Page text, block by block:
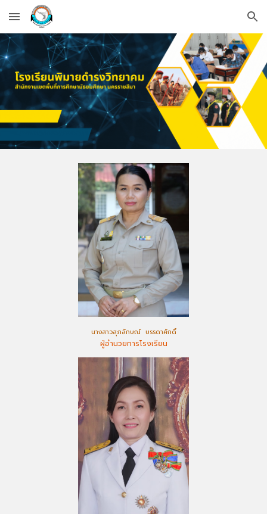
Skip to main content Skip to navigation
นางสาวสุภลักษณ์ บรรดาศักดิ์
ผู้อำนวยการโรงเรียน